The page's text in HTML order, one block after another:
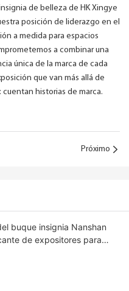
de belleza de HK Xingye
posición de liderazgo en el
a medida para espacios
a combinar una
única de la marca de cada
que van más allá de
historias de marca.
Próximo
buque insignia Nanshan
de expositores para